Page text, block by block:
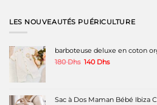
LES NOUVEAUTÉS PUÉRICULTURE
barboteuse deluxe en coton
180Dhs Le
180 Dhs.
140 DhsLe
140 Dhs.
Sac à Dos Maman Bébé Ibiza